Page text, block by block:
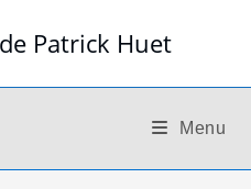
Patrick Huet
Menu